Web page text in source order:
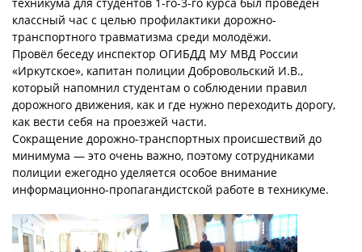
классный час с целью профилактики дорожно-
транспортного травматизма среди молодёжи.
Провёл беседу инспектор ОГИБДД МУ МВД России
«Иркутское», капитан полиции Добровольский И.В.,
который напомнил студентам о соблюдении правил
дорожного движения, как и где нужно переходить дорогу,
как вести себя на проезжей части.
Сокращение дорожно-транспортных происшествий до
минимума — это очень важно, поэтому сотрудниками
полиции ежегодно уделяется особое внимание
информационно-пропагандистской работе в техникуме.